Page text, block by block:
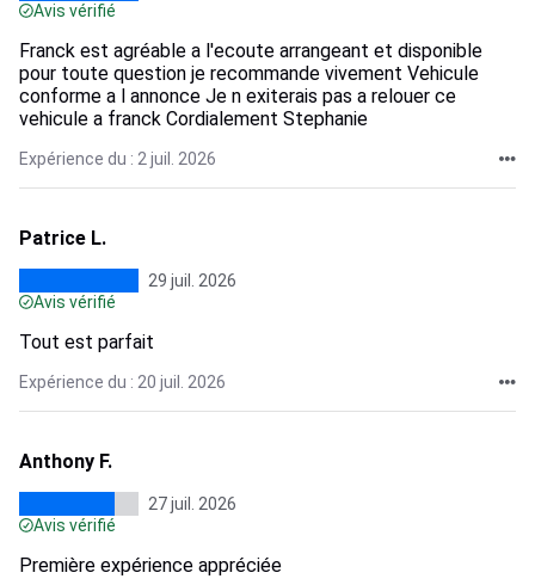
Avis vérifié
Franck est agréable a l'ecoute arrangeant et disponible
pour toute question je recommande vivement Vehicule
conforme a l annonce Je n exiterais pas a relouer ce
vehicule a franck Cordialement Stephanie
Expérience du : 2 juil. 2026
Patrice L.
29 juil. 2026
Avis vérifié
Tout est parfait
Expérience du : 20 juil. 2026
Anthony F.
27 juil. 2026
Avis vérifié
Première expérience appréciée